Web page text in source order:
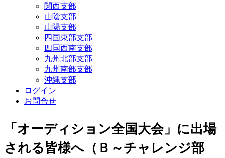
関西支部
山陰支部
山陽支部
四国東部支部
四国西南支部
九州北部支部
九州南部支部
沖縄支部
ログイン
お問合せ
「オーディション全国大会」に出場
される皆様へ（Ｂ～チャレンジ部